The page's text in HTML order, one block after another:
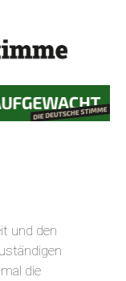
und den
die